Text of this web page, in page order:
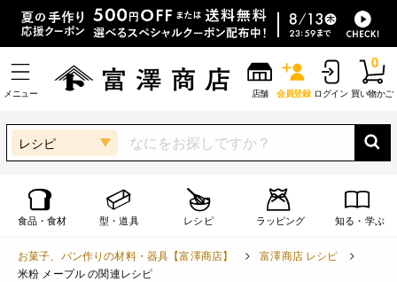
メニュー 店舗 会員登録 ログイン 買い物かご
0
レシピ
食品・食材 型・道具 レシピ ラッピング 知る・学ぶ
お菓子、パン作りの材料・器具【富澤商店】
富澤商店 レシピ
米粉 メープル の関連レシピ